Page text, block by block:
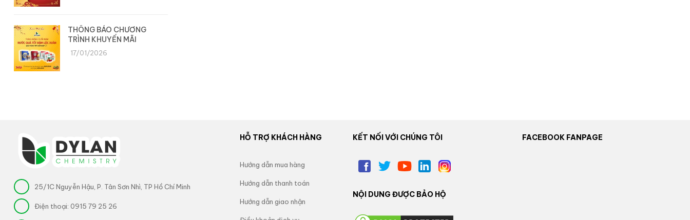
THÔNG BÁO CHƯƠNG
TRÌNH KHUYẾN MÃI
17/01/2026
25/1C Nguyễn Hậu, P. Tân Sơn Nhì, TP Hồ Chí Minh
Điện thoại: 0915 79 25 26
HỖ TRỢ KHÁCH HÀNG
Hướng dẫn mua hàng
Hướng dẫn thanh toán
Hướng dẫn giao nhận
KẾT NỐI VỚI CHÚNG TÔI
NỘI DUNG ĐƯỢC BẢO HỘ
FACEBOOK FANPAGE